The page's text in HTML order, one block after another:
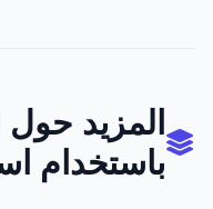
المزيد حول
باستخدام